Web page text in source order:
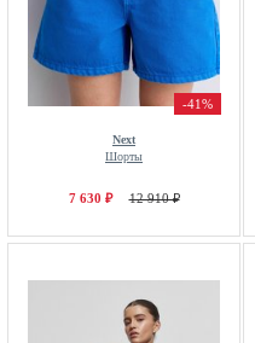
-41%
Next
Шорты
7 630 ₽ 12 910 ₽